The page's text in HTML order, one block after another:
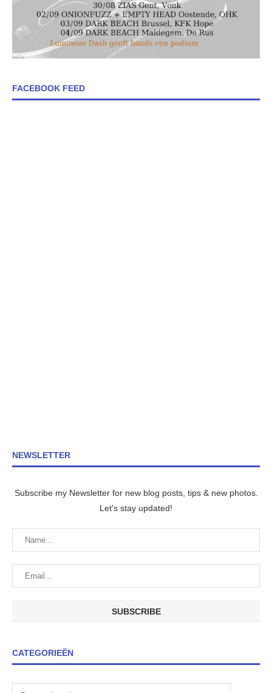
FACEBOOK FEED
NEWSLETTER
Subscribe my Newsletter for new blog posts, tips & new photos.
Let's stay updated!
CATEGORIEËN